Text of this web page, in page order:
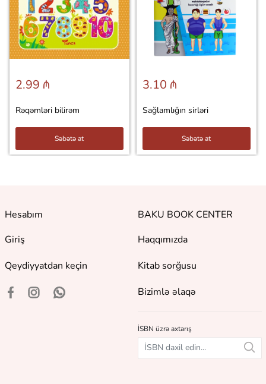
2.99 ₼
Rəqəmləri bilirəm
Səbətə at
3.10 ₼
Sağlamlığın sirləri
Səbətə at
Hesabım
Giriş
Qeydiyyatdan keçin
BAKU BOOK CENTER
Haqqımızda
Kitab sorğusu
Bizimlə əlaqə
İSBN üzrə axtarış